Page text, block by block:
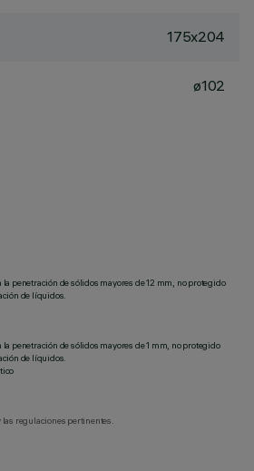
175x204
ø102
la penetración de sólidos mayores de 12 mm, no protegido
de líquidos.
la penetración de sólidos mayores de 1 mm, no protegido
de líquidos.
regulaciones pertinentes.